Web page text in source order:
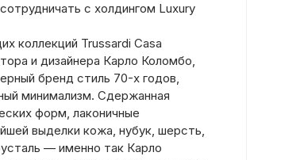
с холдингом Luxury
коллекций Trussardi Casa
и дизайнера Карло Коломбо,
бренд стиль 70-х годов,
минимализм. Сдержанная
форм, лаконичные
выделки кожа, нубук, шерсть,
— именно так Карло